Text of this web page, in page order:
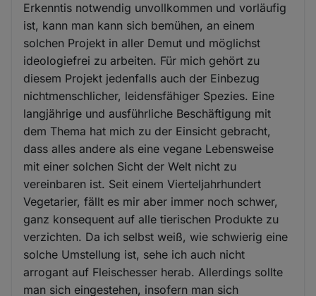
Erkenntis notwendig unvollkommen und vorläufig
ist, kann man kann sich bemühen, an einem
solchen Projekt in aller Demut und möglichst
ideologiefrei zu arbeiten. Für mich gehört zu
diesem Projekt jedenfalls auch der Einbezug
nichtmenschlicher, leidensfähiger Spezies. Eine
langjährige und ausführliche Beschäftigung mit
dem Thema hat mich zu der Einsicht gebracht,
dass alles andere als eine vegane Lebensweise
mit einer solchen Sicht der Welt nicht zu
vereinbaren ist. Seit einem Vierteljahrhundert
Vegetarier, fällt es mir aber immer noch schwer,
ganz konsequent auf alle tierischen Produkte zu
verzichten. Da ich selbst weiß, wie schwierig eine
solche Umstellung ist, sehe ich auch nicht
arrogant auf Fleischesser herab. Allerdings sollte
man sich eingestehen, insofern man sich